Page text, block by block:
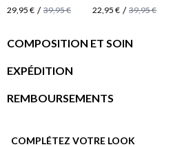
29,95 € / 39,95 € 22,95 € / 39,95 €
COMPOSITION ET SOIN
EXPÉDITION
REMBOURSEMENTS
COMPLÉTEZ VOTRE LOOK